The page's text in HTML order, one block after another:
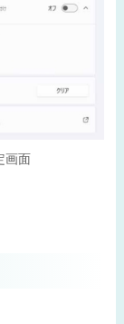
画面